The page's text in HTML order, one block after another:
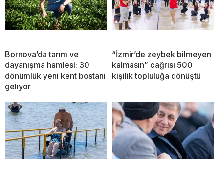
Bornova’da tarım ve
dayanışma hamlesi: 30
dönümlük yeni kent bostanı
geliyor
“İzmir’de zeybek bilmeyen
kalmasın” çağrısı 500
kişilik topluluğa dönüştü